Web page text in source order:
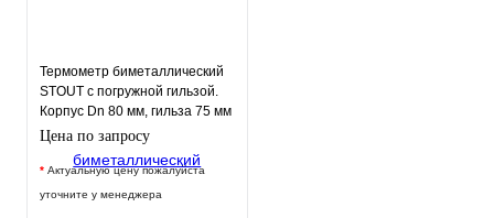
Термометр биметаллический
STOUT с погружной гильзой.
Корпус Dn 80 мм, гильза 75 мм
1/2"
Цена по запросу
* Актуальную цену пожалуйста
уточните у менеджера